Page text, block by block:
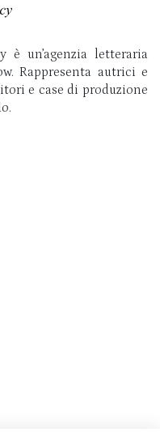
è un’agenzia letteraria
Rappresenta autrici e
e case di produzione